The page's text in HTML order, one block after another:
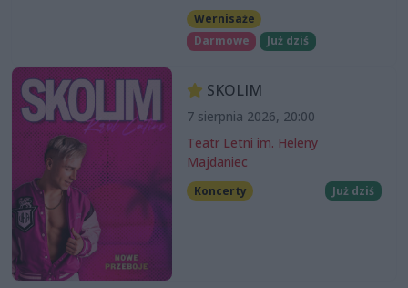
Wernisaże
Darmowe
Już dziś
SKOLIM
7 sierpnia 2026, 20:00
Teatr Letni im. Heleny
Majdaniec
Koncerty Już dziś